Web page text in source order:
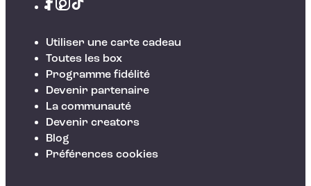
Utiliser une carte cadeau
Toutes les box
Programme fidélité
Devenir partenaire
La communauté
Devenir creators
Blog
Préférences cookies